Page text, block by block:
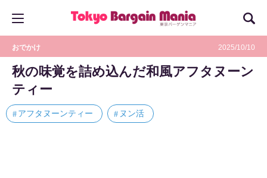
おでかけ 2025/10/10
秋の味覚を詰め込んだ和風アフタヌーン
ティー
アフタヌーンティー ヌン活